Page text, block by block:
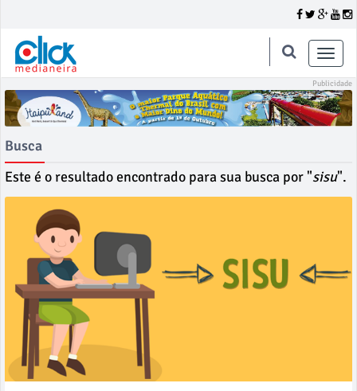
Toggle
Busca
Este é o resultado encontrado para sua busca por "sisu".